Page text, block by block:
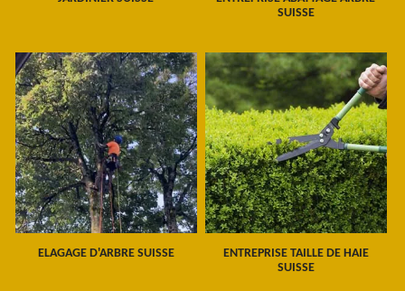
SUISSE
ELAGAGE D'ARBRE SUISSE
ENTREPRISE TAILLE DE HAIE
SUISSE